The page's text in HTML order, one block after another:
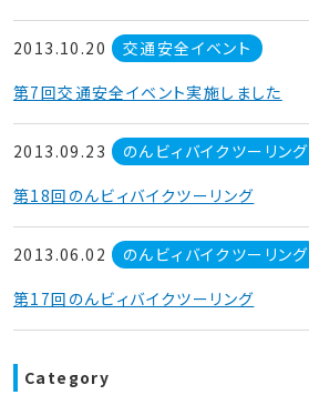
2013.10.20
交通安全イベント
第7回交通安全イベント実施しました
2013.09.23
のんビィバイクツーリング
第18回のんビィバイクツーリング
2013.06.02
のんビィバイクツーリング
第17回のんビィバイクツーリング
Category